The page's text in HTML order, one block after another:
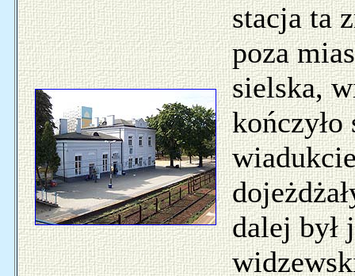
stacja ta
poza
sielska,
dalej był